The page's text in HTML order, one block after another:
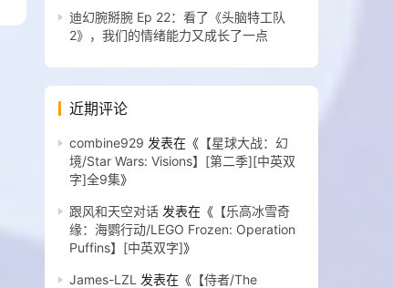
迪幻腕掰腕 Ep 22：看了《头脑特工队
2》，我们的情绪能力又成长了一点
近期评论
combine929 发表在《 【星球大战：幻
境/Star Wars: Visions】[第二季][中英双
字]全9集》
跟风和天空对话 发表在《 【乐高冰雪奇
缘：海鹦行动/LEGO Frozen: Operation
Puffins】[中英双字]》
James-LZL 发表在《 【侍者/The